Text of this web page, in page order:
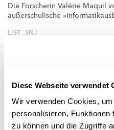
Diese Webseite verwendet
Wir verwenden Cookies,
personalisieren, Funktionen
zu können und die Zugriffe
Die Forscherin Valérie Maquil
außerschulische
LIST, SNJ